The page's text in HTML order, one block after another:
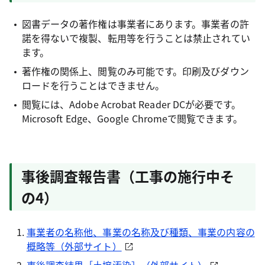
図書データの著作権は事業者にあります。事業者の許
諾を得ないで複製、転用等を行うことは禁止されてい
ます。
著作権の関係上、閲覧のみ可能です。印刷及びダウン
ロードを行うことはできません。
閲覧には、Adobe Acrobat Reader DCが必要です。
Microsoft Edge、Google Chromeで閲覧できます。
事後調査報告書（工事の施行中そ
の4）
事業者の名称他、事業の名称及び種類、事業の内容の
概略等（外部サイト）